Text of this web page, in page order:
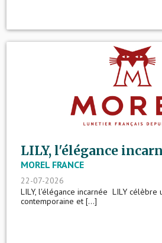
LILY, l'élégance
MOREL FRANCE
22-07-2026
LILY, l'élégance incarnée LILY célèbre
contemporaine et [...]